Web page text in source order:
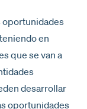
oportunidades
en
que se van a
desarrollar
oportunidades